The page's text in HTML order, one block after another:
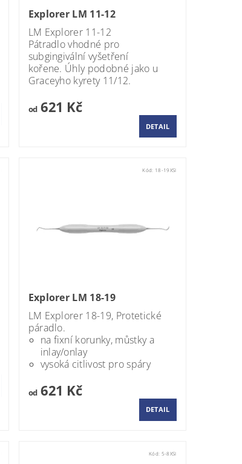
Explorer LM 11-12
LM Explorer 11-12
Pátradlo vhodné pro
subgingivální vyšetření
kořene. Úhly podobné jako u
Graceyho kyrety 11/12.
od621 Kč
DETAIL
Kód: 18-19XSI
Explorer LM 18-19
LM Explorer 18-19, Protetické
páradlo.
na fixní korunky, můstky a
inlay/onlay
vysoká citlivost pro spáry
od621 Kč
DETAIL
Kód: 5-8XSI